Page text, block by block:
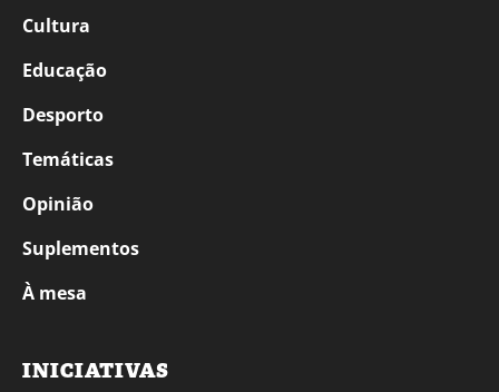
Cultura
Educação
Desporto
Temáticas
Opinião
Suplementos
À mesa
INICIATIVAS